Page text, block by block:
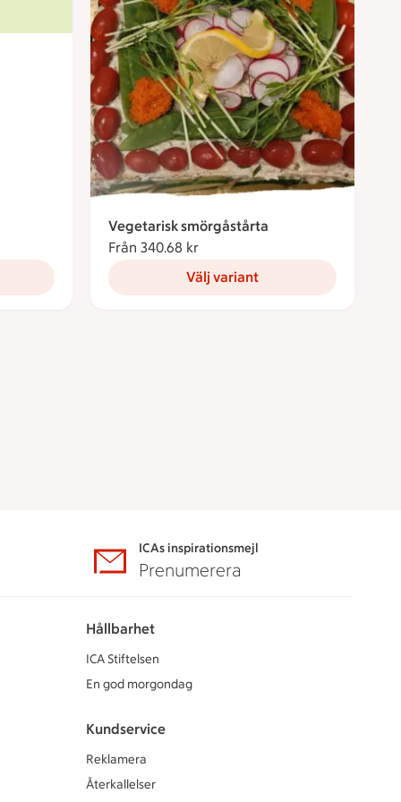
Vegetarisk smörgåstårta
Från 340.68 kr
Välj variant
ICAs inspirationsmejl
Prenumerera
Hållbarhet
ICA Stiftelsen
En god morgondag
Kundservice
Reklamera
Återkallelser